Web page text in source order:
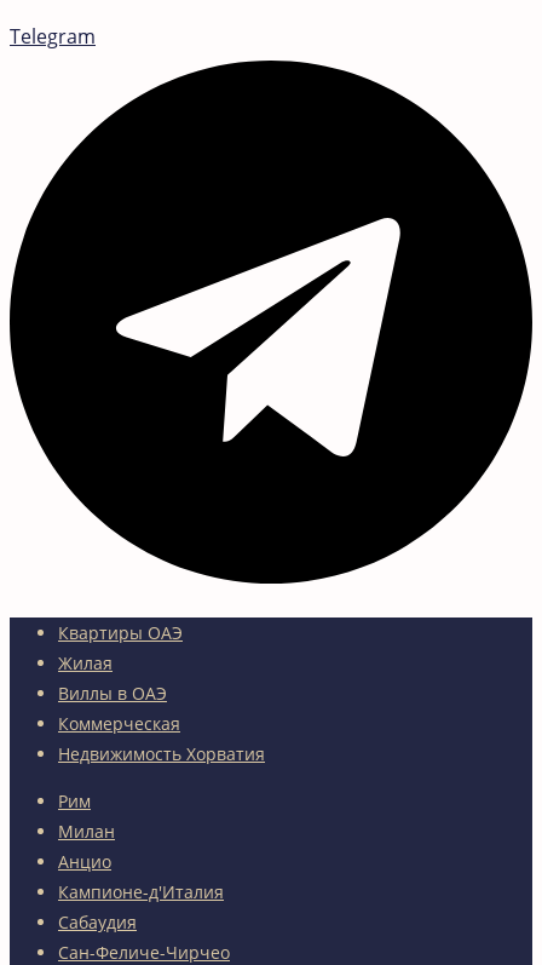
Telegram
Квартиры ОАЭ
Жилая
Виллы в ОАЭ
Коммерческая
Недвижимость Хорватия
Рим
Милан
Анцио
Кампионе-д'Италия
Сабаудия
Сан-Феличе-Чирчео